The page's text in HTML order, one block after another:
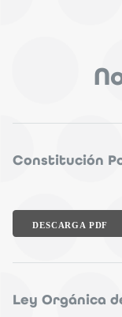
Constitución
DESCARGA PDF
Ley Orgánica